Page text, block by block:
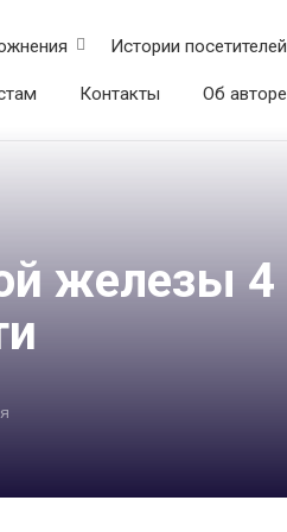
Истории посетителей
Контакты Об авторе
железы 4